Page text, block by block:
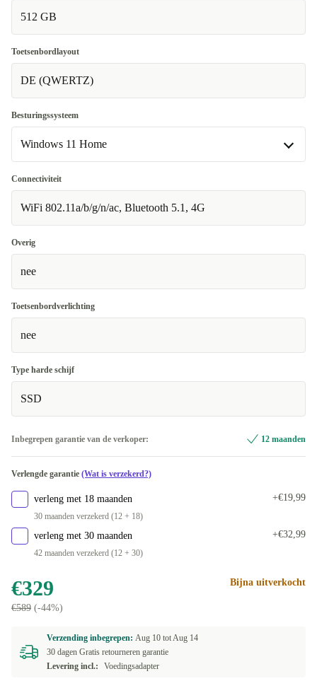
512 GB
Toetsenbordlayout
DE (QWERTZ)
Besturingssysteem
Windows 11 Home
Windows 11 Home
Windows 11 Professional
Connectiviteit
WiFi 802.11a/b/g/n/ac, Bluetooth 5.1, 4G
Overig
nee
Toetsenbordverlichting
nee
Type harde schijf
SSD
Inbegrepen garantie van de verkoper: 12 maanden
Verlengde garantie (Wat is verzekerd?)
verleng met 18 maanden
30 maanden verzekerd (12 + 18)
+€19,99
verleng met 30 maanden
42 maanden verzekerd (12 + 30)
+€32,99
€329
€589 (-44%)
Bijna uitverkocht
Verzending inbegrepen: Aug 10 totAug 14
30 dagen Gratis retourneren garantie
Levering incl.:
Voedingsadapter